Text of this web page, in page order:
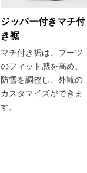
ジッパー付きマチ付
き裾
マチ付き裾は、ブーツ
のフィット感を高め、
防雪を調整し、外観の
カスタマイズができま
す。